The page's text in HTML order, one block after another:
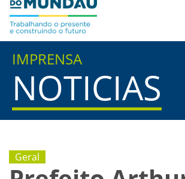
IMPRENSA
NOTICIAS
Geral